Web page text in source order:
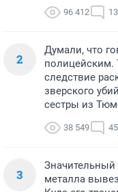
96 412
2
Думали, что
полицейским.
следствие
зверского
сестры из
38 549 45
3
металла